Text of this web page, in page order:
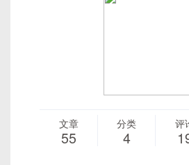
文章
55
分类
4
评